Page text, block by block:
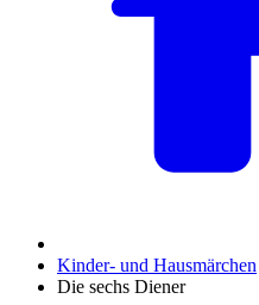
Kinder- und Hausmärchen
Die sechs Diener